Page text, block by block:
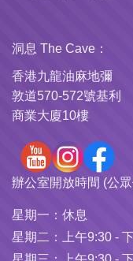
洞息 The Cave：
香港九龍油麻地彌
敦道570-572號基利
商業大廈10樓
辦公室開放時間 (公
星期一： 休息
星期二：
上午9:30 -